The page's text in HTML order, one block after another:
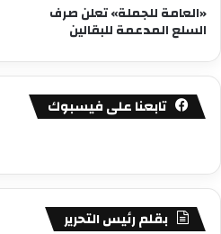
«العامة للجملة» تعلن صرف
السلع المدعمة للبقالين
تابعنا على فيسبوك
بقلم رئيس التحرير